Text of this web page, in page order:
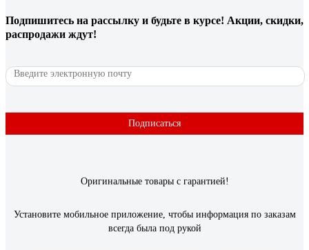
Подпишитесь на рассылку и будьте в курсе! Акции, скидки,
распродажи ждут!
Подписаться
Оригинальные товары с гарантией!
Установите мобильное приложение, чтобы информация по заказам
всегда была под рукой